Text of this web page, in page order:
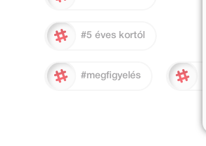
#5 éves kortól
#megfigyelés